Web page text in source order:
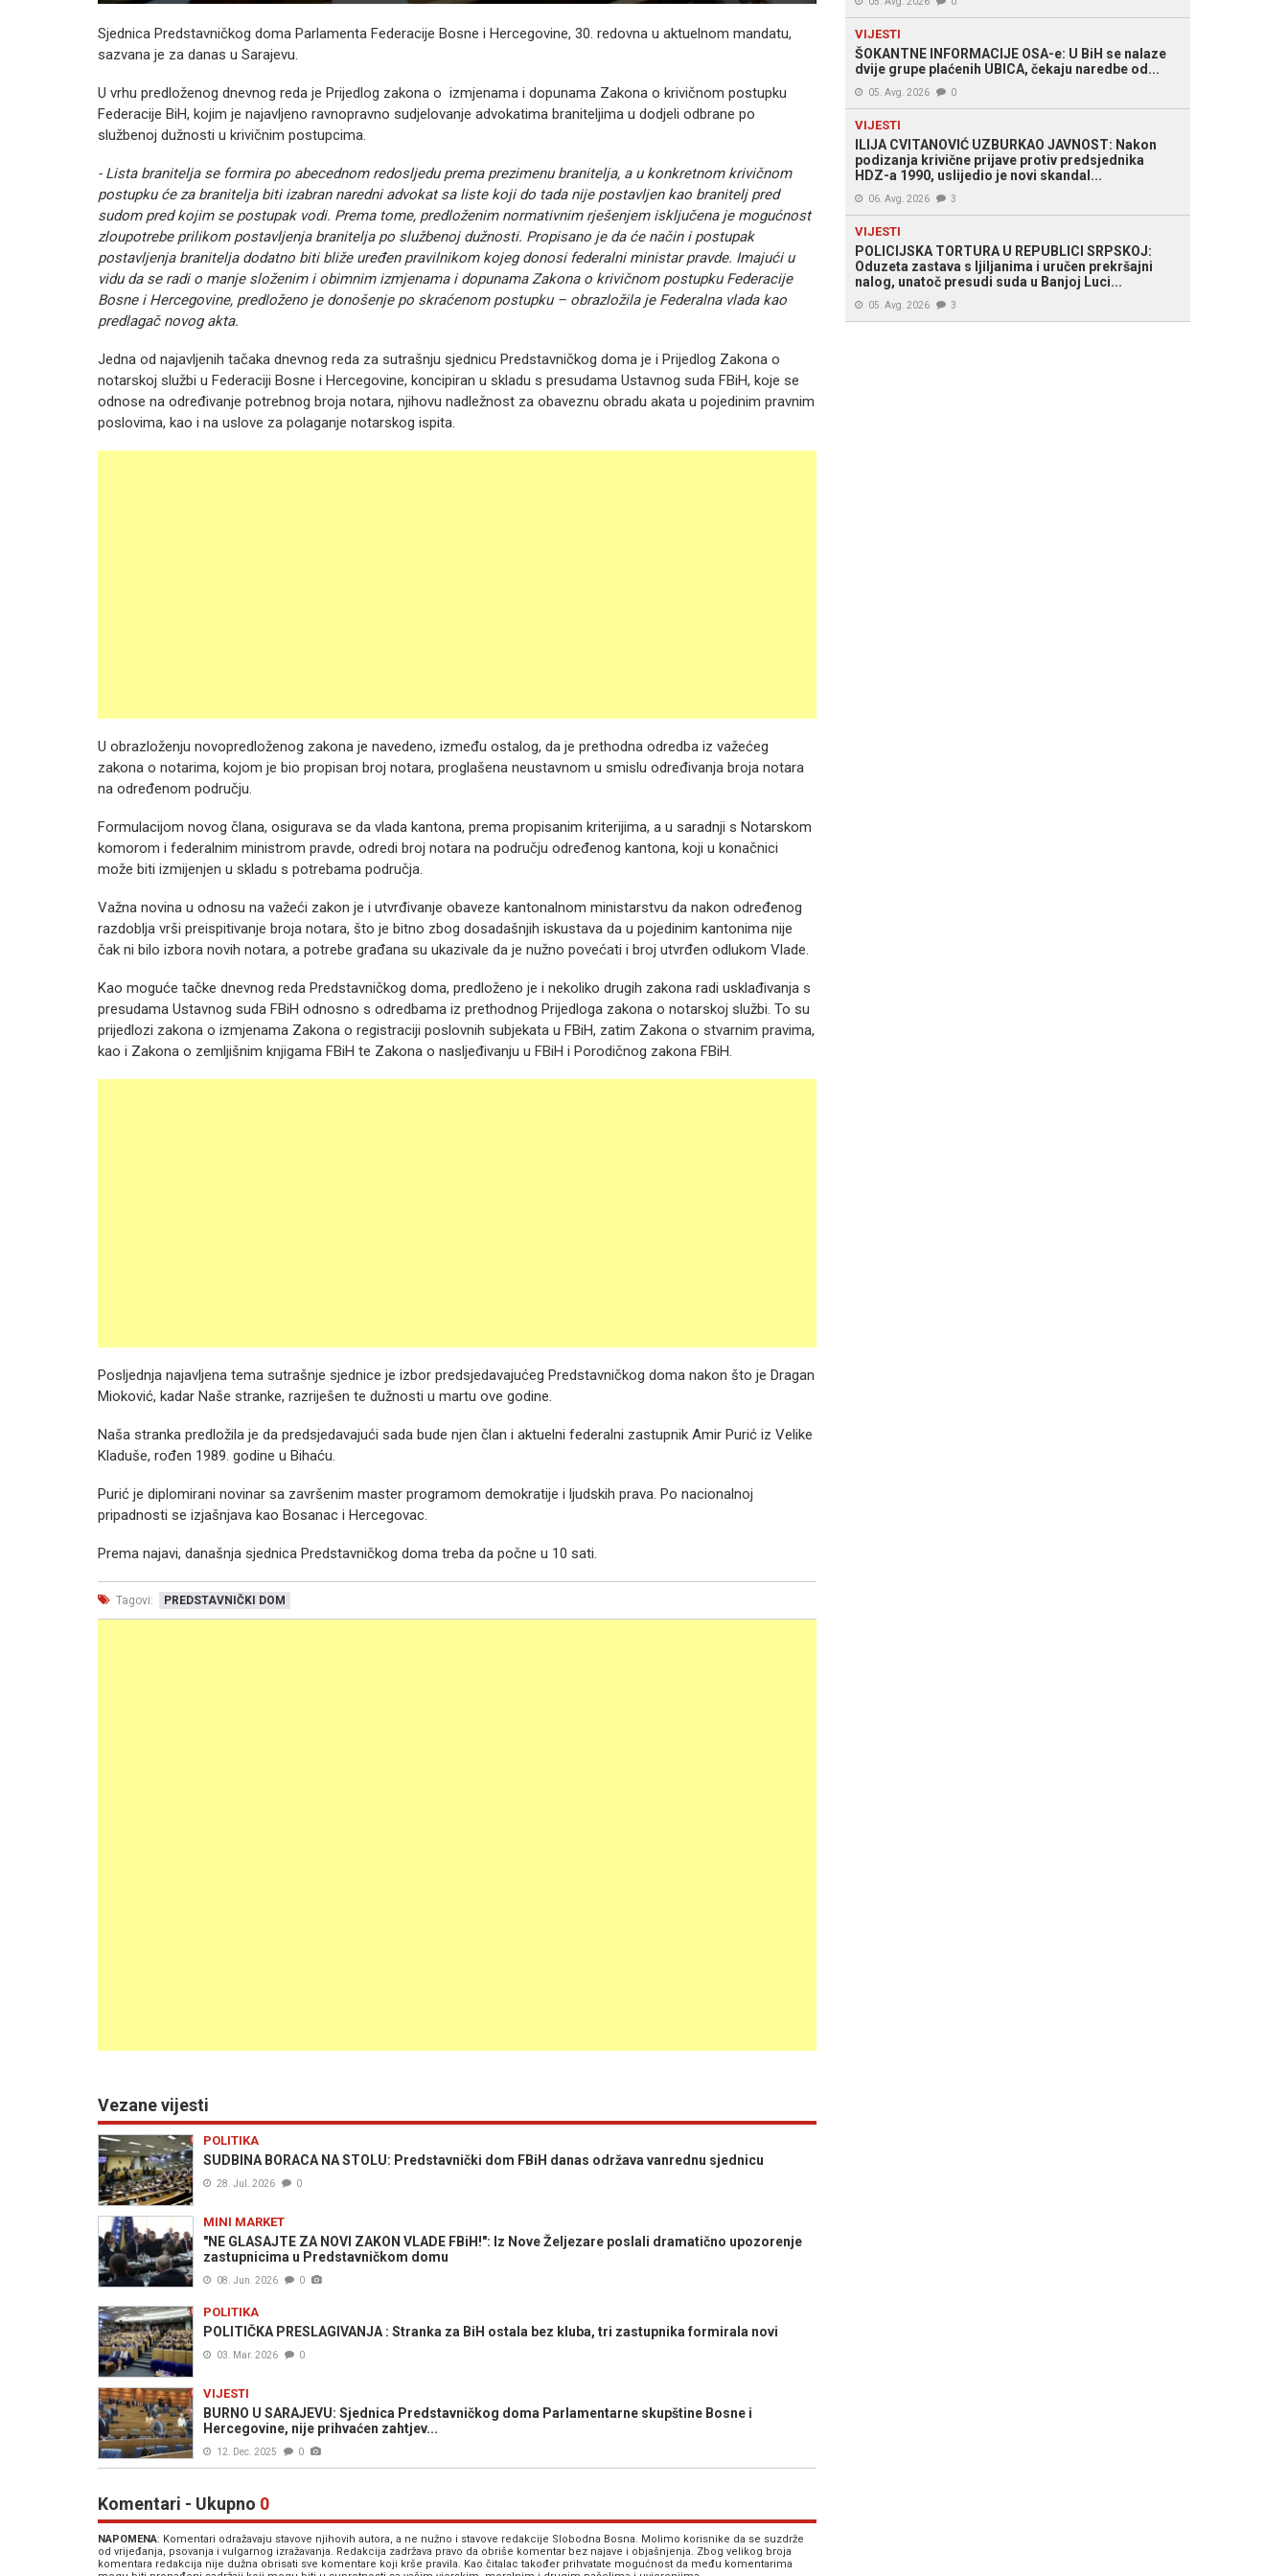
Sjednica Predstavničkog doma Parlamenta Federacije Bosne i Hercegovine, 30. redovna u aktuelnom mandatu,
sazvana je za danas u Sarajevu.
U vrhu predloženog dnevnog reda je Prijedlog zakona o izmjenama i dopunama Zakona o krivičnom postupku
Federacije BiH, kojim je najavljeno ravnopravno sudjelovanje advokatima braniteljima u dodjeli odbrane po
službenoj dužnosti u krivičnim postupcima.
- Lista branitelja se formira po abecednom redosljedu prema prezimenu branitelja, a u konkretnom krivičnom
postupku će za branitelja biti izabran naredni advokat sa liste koji do tada nije postavljen kao branitelj pred
sudom pred kojim se postupak vodi. Prema tome, predloženim normativnim rješenjem isključena je mogućnost
zloupotrebe prilikom postavljenja branitelja po službenoj dužnosti. Propisano je da će način i postupak
postavljenja branitelja dodatno biti bliže uređen pravilnikom kojeg donosi federalni ministar pravde. Imajući u
vidu da se radi o manje složenim i obimnim izmjenama i dopunama Zakona o krivičnom postupku Federacije
Bosne i Hercegovine, predloženo je donošenje po skraćenom postupku – obrazložila je Federalna vlada kao
predlagač novog akta.
Jedna od najavljenih tačaka dnevnog reda za sutrašnju sjednicu Predstavničkog doma je i Prijedlog Zakona o
notarskoj službi u Federaciji Bosne i Hercegovine, koncipiran u skladu s presudama Ustavnog suda FBiH, koje se
odnose na određivanje potrebnog broja notara, njihovu nadležnost za obaveznu obradu akata u pojedinim pravnim
poslovima, kao i na uslove za polaganje notarskog ispita.
U obrazloženju novopredloženog zakona je navedeno, između ostalog, da je prethodna odredba iz važećeg
zakona o notarima, kojom je bio propisan broj notara, proglašena neustavnom u smislu određivanja broja notara
na određenom području.
Formulacijom novog člana, osigurava se da vlada kantona, prema propisanim kriterijima, a u saradnji s Notarskom
komorom i federalnim ministrom pravde, odredi broj notara na području određenog kantona, koji u konačnici
može biti izmijenjen u skladu s potrebama područja.
Važna novina u odnosu na važeći zakon je i utvrđivanje obaveze kantonalnom ministarstvu da nakon određenog
razdoblja vrši preispitivanje broja notara, što je bitno zbog dosadašnjih iskustava da u pojedinim kantonima nije
čak ni bilo izbora novih notara, a potrebe građana su ukazivale da je nužno povećati i broj utvrđen odlukom Vlade.
Kao moguće tačke dnevnog reda Predstavničkog doma, predloženo je i nekoliko drugih zakona radi usklađivanja s
presudama Ustavnog suda FBiH odnosno s odredbama iz prethodnog Prijedloga zakona o notarskoj službi. To su
prijedlozi zakona o izmjenama Zakona o registraciji poslovnih subjekata u FBiH, zatim Zakona o stvarnim pravima,
kao i Zakona o zemljišnim knjigama FBiH te Zakona o nasljeđivanju u FBiH i Porodičnog zakona FBiH.
Posljednja najavljena tema sutrašnje sjednice je izbor predsjedavajućeg Predstavničkog doma nakon što je Dragan
Mioković, kadar Naše stranke, razriješen te dužnosti u martu ove godine.
Naša stranka predložila je da predsjedavajući sada bude njen član i aktuelni federalni zastupnik Amir Purić iz Velike
Kladuše, rođen 1989. godine u Bihaću.
Purić je diplomirani novinar sa završenim master programom demokratije i ljudskih prava. Po nacionalnoj
pripadnosti se izjašnjava kao Bosanac i Hercegovac.
Prema najavi, današnja sjednica Predstavničkog doma treba da počne u 10 sati.
Tagovi: PREDSTAVNIČKI DOM
Vezane vijesti
POLITIKA
SUDBINA BORACA NA STOLU: Predstavnički dom FBiH danas održava vanrednu sjednicu
28. Jul. 2026 0
MINI MARKET
"NE GLASAJTE ZA NOVI ZAKON VLADE FBiH!": Iz Nove Željezare poslali dramatično upozorenje
zastupnicima u Predstavničkom domu
08. Jun. 2026 0
POLITIKA
POLITIČKA PRESLAGIVANJA : Stranka za BiH ostala bez kluba, tri zastupnika formirala novi
03. Mar. 2026 0
VIJESTI
BURNO U SARAJEVU: Sjednica Predstavničkog doma Parlamentarne skupštine Bosne i
Hercegovine, nije prihvaćen zahtjev...
12. Dec. 2025 0
Komentari - Ukupno 0
NAPOMENA: Komentari odražavaju stavove njihovih autora, a ne nužno i stavove redakcije Slobodna Bosna. Molimo korisnike da se suzdrže
od vrijeđanja, psovanja i vulgarnog izražavanja. Redakcija zadržava pravo da obriše komentar bez najave i objašnjenja. Zbog velikog broja
komentara redakcija nije dužna obrisati sve komentare koji krše pravila. Kao čitalac također prihvatate mogućnost da među komentarima
VIJESTI
ŠOKANTNE INFORMACIJE OSA-e: U BiH se nalaze
dvije grupe plaćenih UBICA, čekaju naredbe od...
05. Avg. 2026 0
VIJESTI
ILIJA CVITANOVIĆ UZBURKAO JAVNOST: Nakon
podizanja krivične prijave protiv predsjednika
HDZ-a 1990, uslijedio je novi skandal...
06. Avg. 2026 3
VIJESTI
POLICIJSKA TORTURA U REPUBLICI SRPSKOJ:
Oduzeta zastava s ljiljanima i uručen prekršajni
nalog, unatoč presudi suda u Banjoj Luci...
05. Avg. 2026 3